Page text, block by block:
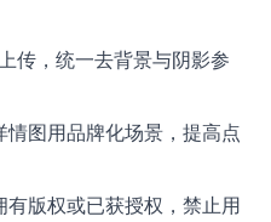
传，统一去背景与阴影参
图用品牌化场景，提高点
版权或已获授权，禁止用